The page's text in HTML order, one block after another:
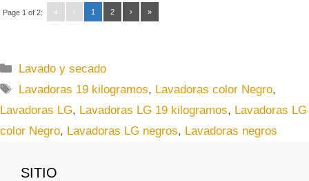
Page 1 of 2: « ‹ 1 2 › »
C
a
e
g
r
Lavado y secado
E
t
q
e
Lavadoras 19 kilogramos, Lavadoras color Negro,
Lavadoras LG, Lavadoras LG 19 kilogramos, Lavadoras LG
color Negro, Lavadoras LG negros, Lavadoras negros
SITIO